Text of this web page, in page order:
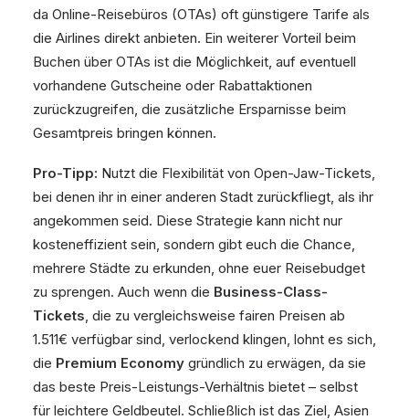
da Online-Reisebüros (OTAs) oft günstigere Tarife als
die Airlines direkt anbieten. Ein weiterer Vorteil beim
Buchen über OTAs ist die Möglichkeit, auf eventuell
vorhandene Gutscheine oder Rabattaktionen
zurückzugreifen, die zusätzliche Ersparnisse beim
Gesamtpreis bringen können.
Pro-Tipp: Nutzt die Flexibilität von Open-Jaw-Tickets,
bei denen ihr in einer anderen Stadt zurückfliegt, als ihr
angekommen seid. Diese Strategie kann nicht nur
kosteneffizient sein, sondern gibt euch die Chance,
mehrere Städte zu erkunden, ohne euer Reisebudget
zu sprengen. Auch wenn die Business-Class-
Tickets, die zu vergleichsweise fairen Preisen ab
1.511€ verfügbar sind, verlockend klingen, lohnt es sich,
die Premium Economy gründlich zu erwägen, da sie
das beste Preis-Leistungs-Verhältnis bietet – selbst
für leichtere Geldbeutel. Schließlich ist das Ziel, Asien